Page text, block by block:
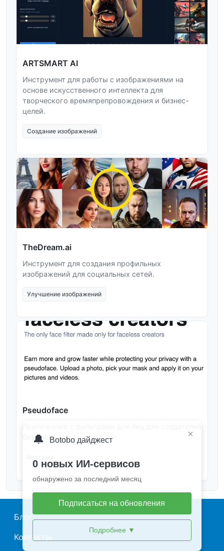
ARTSMART AI
Инструмент для работы с изображениями на
основе искусственного интеллекта для
творческого времяпрепровождения и бизнес-
целей.
Создание изображений
TheDream.ai
Инструмент для создания профильных
изображений для социальных сетей.
Улучшение изображений
Pseudoface
без лица.
Main navigation
Блог
Контакты
×
🔔 Botobo дайджест
0 новых ИИ-сервисов
обнаружено за последний месяц
Подписаться на обновления
Подробнее ▼